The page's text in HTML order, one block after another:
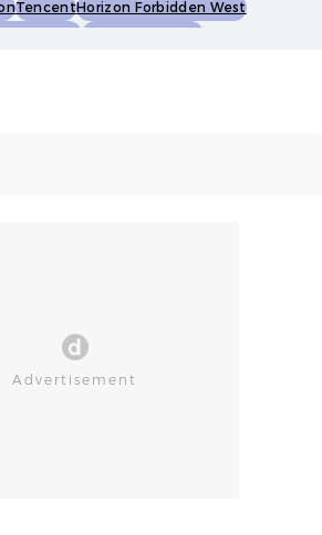
TencentHorizon Forbidden West